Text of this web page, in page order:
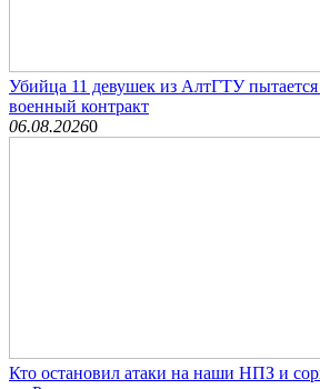
Убийца 11 девушек из АлтГТУ пытается
военный контракт
06.08.20260
Кто остановил атаки на наши НПЗ и